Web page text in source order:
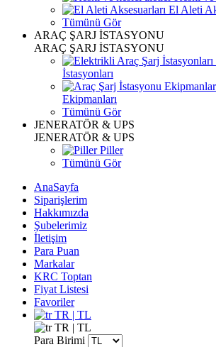
El Aleti
Tümünü Gör
ARAÇ ŞARJ İSTASYONU
ARAÇ ŞARJ İSTASYONU
İstasyonları
Ekipmanları
Tümünü Gör
JENERATÖR & UPS
JENERATÖR & UPS
Piller
Tümünü Gör
AnaSayfa
Siparişlerim
Hakkımızda
Şubelerimiz
İletişim
Para Puan
Markalar
KRC Toptan
Fiyat Listesi
Favoriler
TR | TL
TR | TL
Para Birimi